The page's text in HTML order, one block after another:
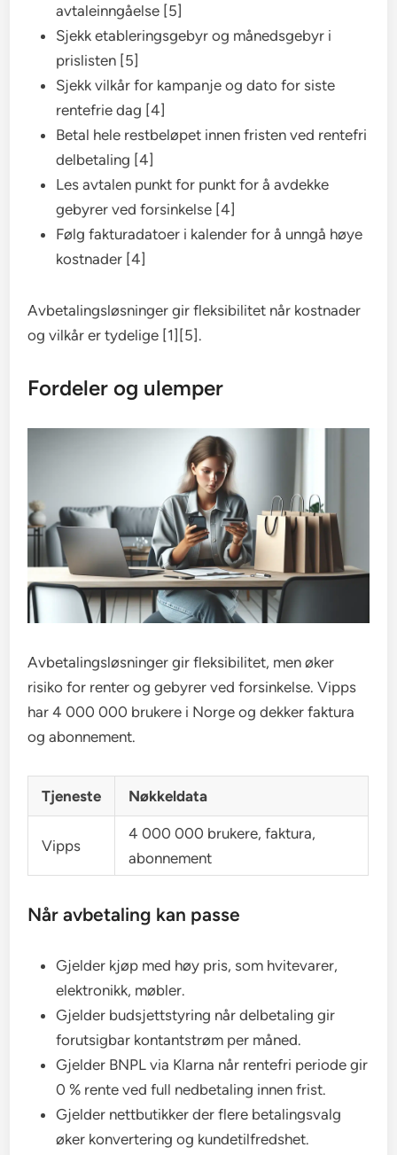
avtaleinngåelse [5]
Sjekk etableringsgebyr og månedsgebyr i
prislisten [5]
Sjekk vilkår for kampanje og dato for siste
rentefrie dag [4]
Betal hele restbeløpet innen fristen ved rentefri
delbetaling [4]
Les avtalen punkt for punkt for å avdekke
gebyrer ved forsinkelse [4]
Følg fakturadatoer i kalender for å unngå høye
kostnader [4]
Avbetalingsløsninger gir fleksibilitet når kostnader
og vilkår er tydelige [1][5].
Fordeler og ulemper
Avbetalingsløsninger gir fleksibilitet, men øker
risiko for renter og gebyrer ved forsinkelse. Vipps
har 4 000 000 brukere i Norge og dekker faktura
og abonnement.
Tjeneste Nøkkeldata
Vipps
4 000 000 brukere, faktura,
abonnement
Når avbetaling kan passe
Gjelder kjøp med høy pris, som hvitevarer,
elektronikk, møbler.
Gjelder budsjettstyring når delbetaling gir
forutsigbar kontantstrøm per måned.
Gjelder BNPL via Klarna når rentefri periode gir
0 % rente ved full nedbetaling innen frist.
Gjelder nettbutikker der flere betalingsvalg
øker konvertering og kundetilfredshet.